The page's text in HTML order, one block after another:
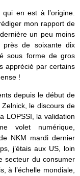
en est à l’origine.
mon rapport de
un peu moins
de soixante dix
sous forme de gros
apprécié par certains
!
depuis le début de
Zelnick, le discours de
LOPSSI, la validation
volet numérique,
NKM mardi dernier
j’étais aux US, loin
secteur du consumer
à l’échelle mondiale,